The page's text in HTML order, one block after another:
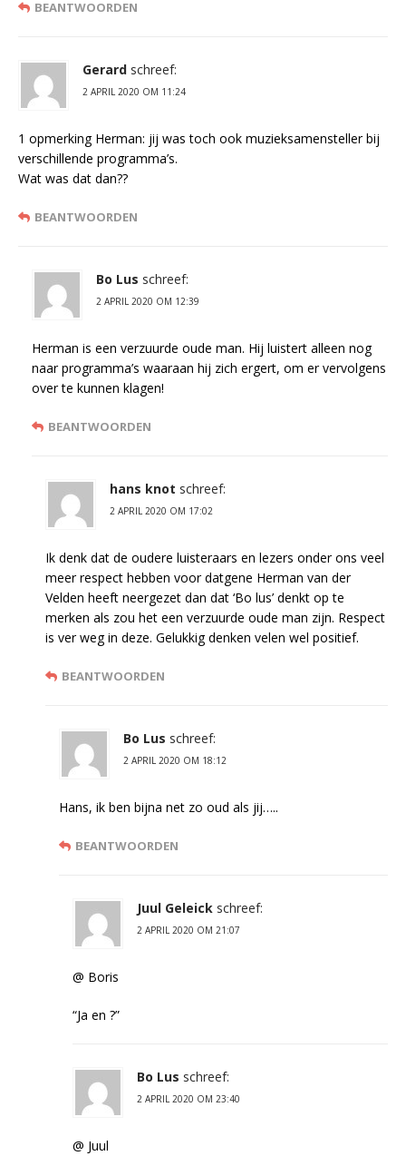
BEANTWOORDEN
Gerard schreef:
2 APRIL 2020 OM 11:24
1 opmerking Herman: jij was toch ook muzieksamensteller bij
verschillende programma’s.
Wat was dat dan??
BEANTWOORDEN
Bo Lus schreef:
2 APRIL 2020 OM 12:39
Herman is een verzuurde oude man. Hij luistert alleen nog
naar programma’s waaraan hij zich ergert, om er vervolgens
over te kunnen klagen!
BEANTWOORDEN
hans knot schreef:
2 APRIL 2020 OM 17:02
Ik denk dat de oudere luisteraars en lezers onder ons veel
meer respect hebben voor datgene Herman van der
Velden heeft neergezet dan dat ‘Bo lus’ denkt op te
merken als zou het een verzuurde oude man zijn. Respect
is ver weg in deze. Gelukkig denken velen wel positief.
BEANTWOORDEN
Bo Lus schreef:
2 APRIL 2020 OM 18:12
Hans, ik ben bijna net zo oud als jij…..
BEANTWOORDEN
Juul Geleick schreef:
2 APRIL 2020 OM 21:07
@ Boris
“Ja en ?”
Bo Lus schreef:
2 APRIL 2020 OM 23:40
@ Juul